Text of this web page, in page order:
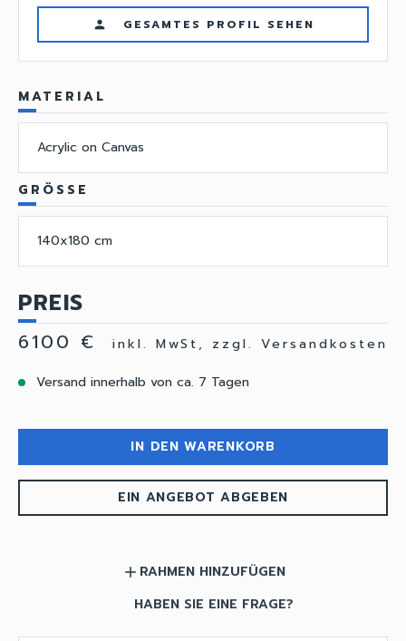
person GESAMTES PROFIL SEHEN
MATERIAL
Acrylic on Canvas
GRÖSSE
140x180 cm
PREIS
6100 €
inkl. MwSt, zzgl. Versandkosten
Versand innerhalb von ca. 7 Tagen
IN DEN WARENKORB
EIN ANGEBOT ABGEBEN
add RAHMEN HINZUFÜGEN
HABEN SIE EINE FRAGE?